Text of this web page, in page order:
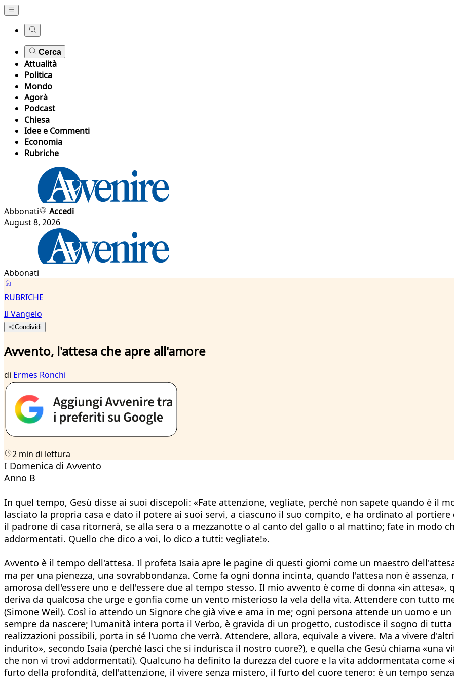
Cerca
Attualità
Politica
Mondo
Agorà
Podcast
Chiesa
Idee e Commenti
Economia
Rubriche
Abbonati
Accedi
August 8, 2026
Abbonati
RUBRICHE
Il Vangelo
Condividi
Avvento, l'attesa che apre all'amore
di Ermes Ronchi
2 min di lettura
I Domenica di Avvento
Anno B
In quel tempo, Gesù disse ai suoi discepoli: «Fate attenzione, vegliate, perché non sapete quando è il
lasciato la propria casa e dato il potere ai suoi servi, a ciascuno il suo compito, e ha ordinato al
il padrone di casa ritornerà, se alla sera o a mezzanotte o al canto del gallo o al mattino; fate in modo
addormentati. Quello che dico a voi, lo dico a tutti: vegliate!».
Avvento è il tempo dell'attesa. Il profeta Isaia apre le pagine di questi giorni come un maestro
ma per una pienezza, una sovrabbondanza. Come fa ogni donna incinta, quando l'attesa non è
amorosa dell'essere uno e dell'essere due al tempo stesso. Il mio avvento è come di donna «in
deriva da qualcosa che urge e gonfia come un vento misterioso la vela della vita. Attendere con tutto
(Simone Weil). Così io attendo un Signore che già vive e ama in me; ogni persona attende un uomo e
sempre da nascere; l'umanità intera porta il Verbo, è gravida di un progetto, custodisce il sogno di
realizzazioni possibili, porta in sé l'uomo che verrà. Attendere, allora, equivale a vivere. Ma a vivere
indurito», secondo Isaia (perché lasci che si indurisca il nostro cuore?), e quella che Gesù chiama
che non vi trovi addormentati). Qualcuno ha definito la durezza del cuore e la vita addormentata
furto della profondità, dell'attenzione, il vivere senza mistero, il furto del cuore tenero: è un tempo